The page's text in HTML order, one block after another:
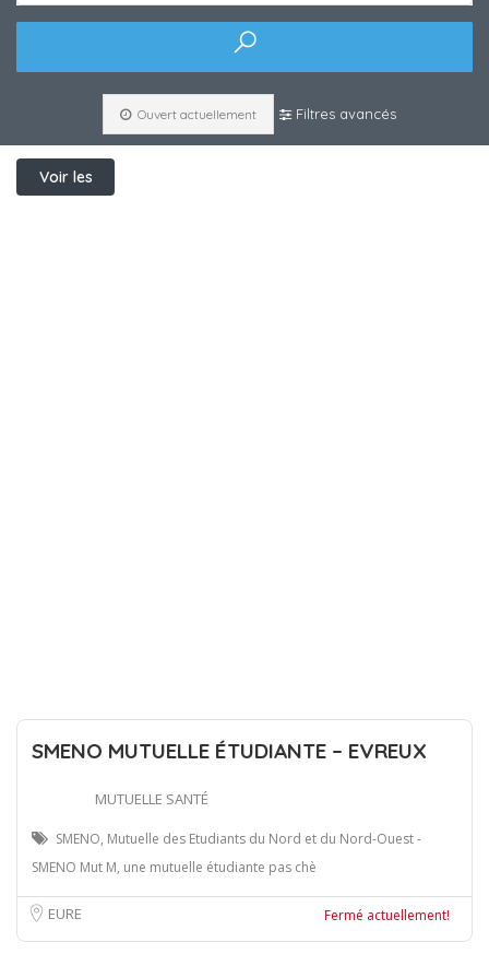
Ouvert actuellement Filtres avancés
Voir les
SMENO MUTUELLE ÉTUDIANTE – EVREUX
MUTUELLE SANTÉ
SMENO, Mutuelle des Etudiants du Nord et du Nord-Ouest -
SMENO Mut M, une mutuelle étudiante pas chè
EURE Fermé actuellement!